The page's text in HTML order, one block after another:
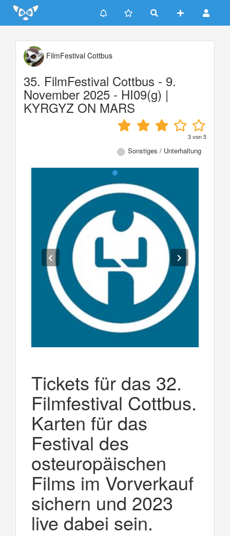
Update cookies preferences
FilmFestival Cottbus
35. FilmFestival Cottbus - 9.
November 2025 - HI09(g) |
KYRGYZ ON MARS
3von5
Sonstiges / Unterhaltung
Tickets für das 32.
Filmfestival Cottbus.
Karten für das
Festival des
osteuropäischen
Films im Vorverkauf
sichern und 2023
live dabei sein.